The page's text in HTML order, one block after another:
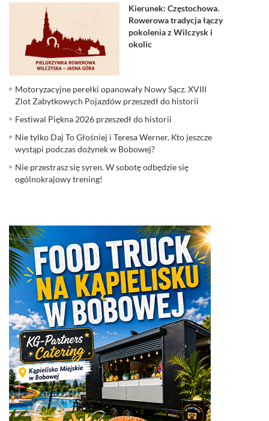
Kierunek: Częstochowa.
Rowerowa tradycja łączy
pokolenia z Wilczysk i
okolic
Motoryzacyjne perełki opanowały Nowy Sącz. XVIII
Zlot Zabytkowych Pojazdów przeszedł do historii
Festiwal Piękna 2026 przeszedł do historii
Nie tylko Daj To Głośniej i Teresa Werner. Kto jeszcze
wystąpi podczas dożynek w Bobowej?
Nie przestrasz się syren. W sobotę odbędzie się
ogólnokrajowy trening!